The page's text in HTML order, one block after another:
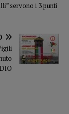
servono i 3 punti